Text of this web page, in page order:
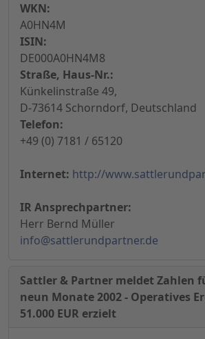
WKN:
A0HN4M
ISIN:
DE000A0HN4M8
Straße, Haus-Nr.:
Künkelinstraße 49,
D-73614 Schorndorf, Deutschland
Telefon:
+49 (0) 7181 / 65120
Internet: http://
IR Ansprechpartner:
Herr Bernd Müller
info@sattlerundpartner.de
Sattler & Partner meldet Zahlen
neun Monate 2002 - Operatives
51.000 EUR erzielt